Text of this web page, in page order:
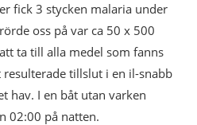
fick 3 stycken malaria under
oss på var ca 50 x 500
ta till alla medel som fanns
tillslut i en il-snabb
hav. I en båt utan varken
02:00 på natten.